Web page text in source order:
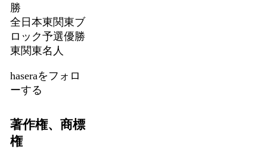
勝
全日本東関東ブ
ロック予選優勝
東関東名人
haseraをフォロ
ーする
著作権、商標
権